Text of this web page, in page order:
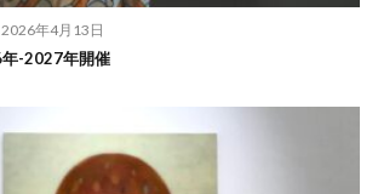
2026年4月13日
-2027年開催